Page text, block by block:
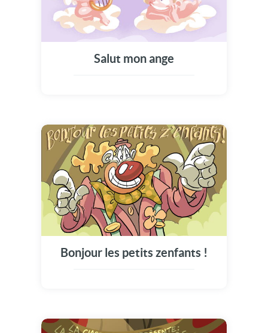
Salut mon ange
Bonjour les petits zenfants !